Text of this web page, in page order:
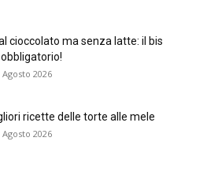
cioccolato ma senza latte: il bis
Agosto 2026
ricette delle torte alle mele
Agosto 2026